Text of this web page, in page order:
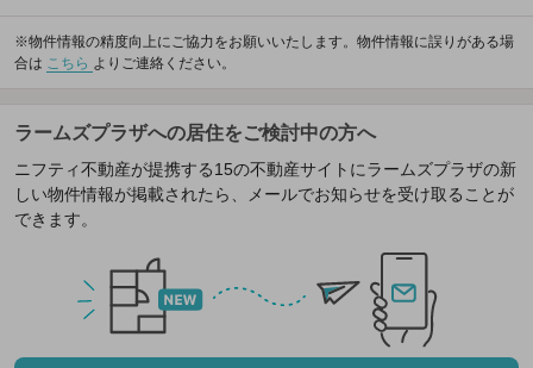
※物件情報の精度向上にご協力をお願いいたします。物件情報に誤りがある場
合は こちら よりご連絡ください。
ラームズプラザへの居住をご検討中の方へ
ニフティ不動産が提携する15の不動産サイトにラームズプラザの新
しい物件情報が掲載されたら、メールでお知らせを受け取ることが
できます。